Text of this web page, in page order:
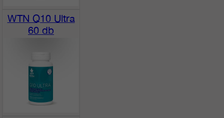
WTN Q10 Ultra
60 db